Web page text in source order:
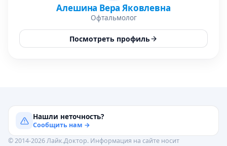
Алешина Вера Яковлевна
Офтальмолог
Посмотреть профиль
Нашли неточность?
Сообщить нам →
© 2014-2026 Лайк.Доктор. Информация на сайте носит